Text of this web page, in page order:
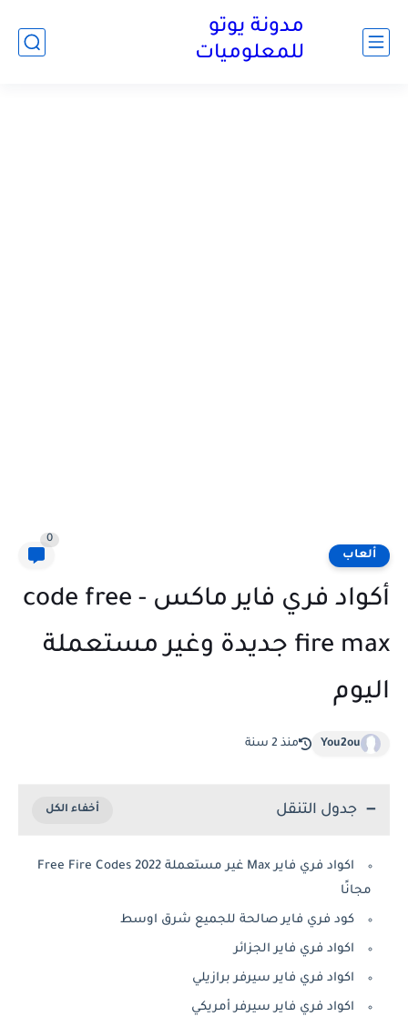
مدونة يوتو
للمعلوميات
ألعاب
0
أكواد فري فاير ماكس - code free
fire max جديدة وغير مستعملة
اليوم
You2ou منذ 2 سنة
جدول التنقل
اكواد فري فاير Max غير مستعملة 2022 Free Fire Codes
مجانًا
كود فري فاير صالحة للجميع شرق اوسط
اكواد فري فاير الجزائر
اكواد فري فاير سيرفر برازيلي
اكواد فري فاير سيرفر أمريكي